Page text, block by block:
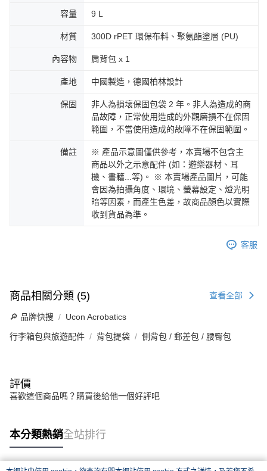
容量 9 L
材質 300D rPET 環保布料、聚氨酯塗層 (PU)
內容物 肩背包 x 1
產地 中國製造，德國柏林設計
保固
非人為損壞保固包袋 2 年。非人為造成的商
品故障，正常使用造成的外觀磨損不在保固
範圍，不當使用造成的故障不在保固範圍。
備註
※ 產品示意圖僅供參考，本賣場不包含主
商品以外之示意配件 (如：遊樂器材、耳
機、書籍...等)。 ※ 本賣場產品圖片，可能
會因為拍攝角度、環境、螢幕設定、燈光明
暗等因素，而產生色差，故商品顏色以實際
收到貨品為準。
客服
商品相關分類 (5) 查看全部
🔎 品牌快搜 Ucon Acrobatics
行李箱包與旅遊配件 背包提袋 側背包 / 郵差包 / 腰臀包
評價
喜歡這個商品嗎？購買後給他一個好評吧
本分類熱銷全站排行